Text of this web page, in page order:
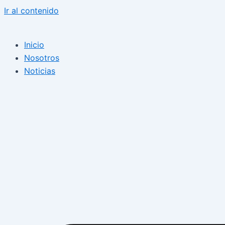
Ir al contenido
Inicio
Nosotros
Noticias